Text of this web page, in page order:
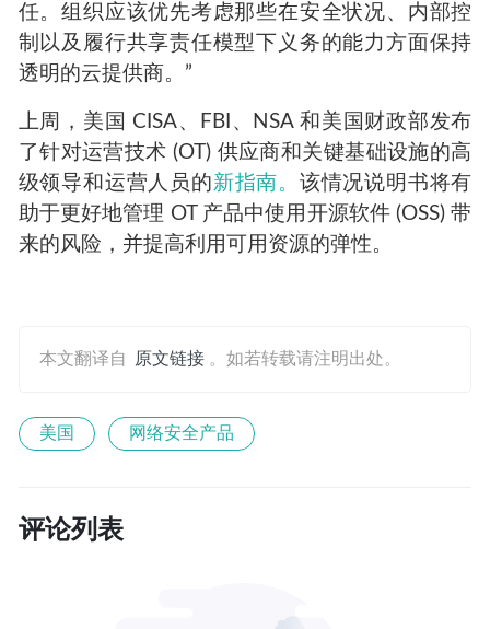
任。组织应该优先考虑那些在安全状况、内部控
制以及履行共享责任模型下义务的能力方面保持
透明的云提供商。”
上周，美国 CISA、FBI、NSA 和美国财政部发布
了针对运营技术 (OT) 供应商和关键基础设施的高
级领导和运营人员的 新指南。 该情况说明书将有
助于更好地管理 OT 产品中使用开源软件 (OSS) 带
来的风险，并提高利用可用资源的弹性。
本文翻译自 原文链接 。如若转载请注明出处。
美国 网络安全产品
评论列表